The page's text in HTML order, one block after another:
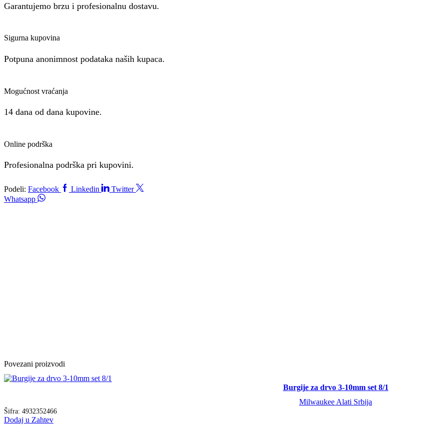
Garantujemo brzu i profesionalnu dostavu.
Sigurna kupovina
Potpuna anonimnost podataka naših kupaca.
Mogućnost vraćanja
14 dana od dana kupovine.
Online podrška
Profesionalna podrška pri kupovini.
Podeli: Facebook Linkedin
Twitter
Whatsapp
Povezani proizvodi
Burgije za drvo 3-10mm set 8/1
Milwaukee Alati Srbija
Šifra: 4932352466
Dodaj u Zahtev